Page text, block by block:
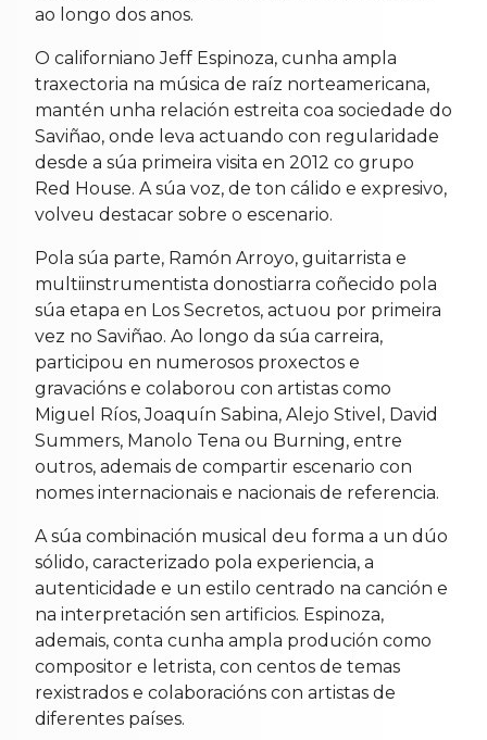
ao longo dos anos.
O californiano Jeff Espinoza, cunha ampla
traxectoria na música de raíz norteamericana,
mantén unha relación estreita coa sociedade do
Saviñao, onde leva actuando con regularidade
desde a súa primeira visita en 2012 co grupo
Red House. A súa voz, de ton cálido e expresivo,
volveu destacar sobre o escenario.
Pola súa parte, Ramón Arroyo, guitarrista e
multiinstrumentista donostiarra coñecido pola
súa etapa en Los Secretos, actuou por primeira
vez no Saviñao. Ao longo da súa carreira,
participou en numerosos proxectos e
gravacións e colaborou con artistas como
Miguel Ríos, Joaquín Sabina, Alejo Stivel, David
Summers, Manolo Tena ou Burning, entre
outros, ademais de compartir escenario con
nomes internacionais e nacionais de referencia.
A súa combinación musical deu forma a un dúo
sólido, caracterizado pola experiencia, a
autenticidade e un estilo centrado na canción e
na interpretación sen artificios. Espinoza,
ademais, conta cunha ampla produción como
compositor e letrista, con centos de temas
rexistrados e colaboracións con artistas de
diferentes países.